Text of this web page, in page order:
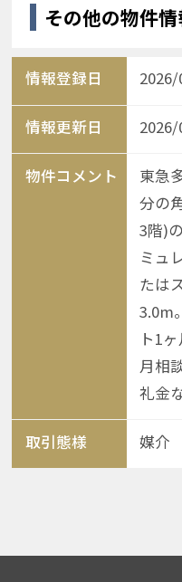
その他の物件
情報登録日
情報更新日
物件コメント
東急
分の
3階)
ミュ
たは
3.0m
ト1
月相
礼金
取引態様 媒介